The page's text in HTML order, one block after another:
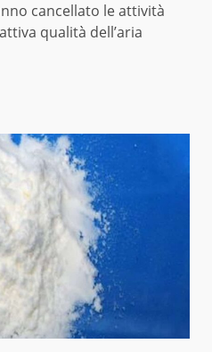
cancellato le attività
qualità dell’aria